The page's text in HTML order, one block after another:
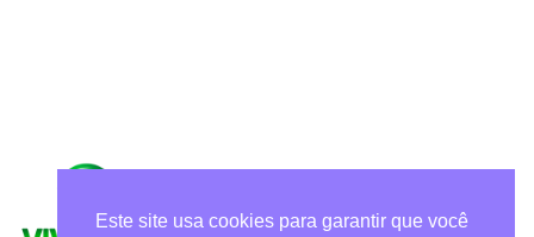
Este site usa cookies para garantir que você